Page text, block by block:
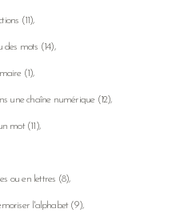
(11)
des mots (14)
(1)
une chaîne numérique(12)
mot(11)
ou en lettres (8)
l'alphabet(9)